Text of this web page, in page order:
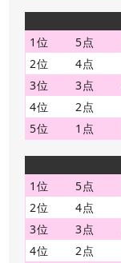
1位
5点
2位
4点
3位
3点
4位
2点
5位
1点
1位
5点
2位
4点
3位
3点
4位
2点